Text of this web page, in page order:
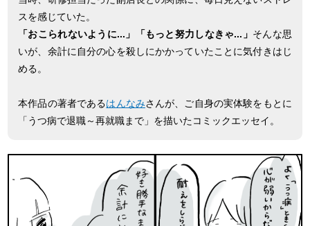
スを感じていた。
「おこられないように...」「もっと努力しなきゃ...」 そんな思
いが、余計に自分の心を殺しにかかっていたことに気付きはじ
める。
本作品の著者であるはんなみさんが、ご自身の実体験をもとに
「うつ病で退職～再就職まで」を描いたコミックエッセイ。